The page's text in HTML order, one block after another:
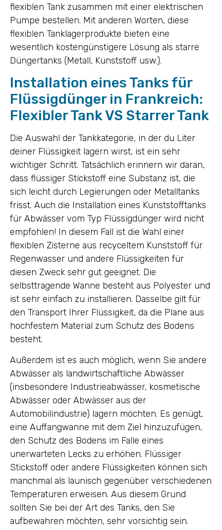
flexiblen Tank zusammen mit einer elektrischen
Pumpe bestellen. Mit anderen Worten, diese
flexiblen Tanklagerprodukte bieten eine
wesentlich kostengünstigere Lösung als starre
Düngertanks (Metall, Kunststoff usw.).
Installation eines Tanks für
Flüssigdünger in Frankreich:
Flexibler Tank VS Starrer Tank
Die Auswahl der Tankkategorie, in der du Liter
deiner Flüssigkeit lagern wirst, ist ein sehr
wichtiger Schritt. Tatsächlich erinnern wir daran,
dass flüssiger Stickstoff eine Substanz ist, die
sich leicht durch Legierungen oder Metalltanks
frisst. Auch die Installation eines Kunststofftanks
für Abwässer vom Typ Flüssigdünger wird nicht
empfohlen! In diesem Fall ist die Wahl einer
flexiblen Zisterne aus recyceltem Kunststoff für
Regenwasser und andere Flüssigkeiten für
diesen Zweck sehr gut geeignet. Die
selbsttragende Wanne besteht aus Polyester und
ist sehr einfach zu installieren. Dasselbe gilt für
den Transport Ihrer Flüssigkeit, da die Plane aus
hochfestem Material zum Schutz des Bodens
besteht.
Außerdem ist es auch möglich, wenn Sie andere
Abwässer als landwirtschaftliche Abwässer
(insbesondere Industrieabwässer, kosmetische
Abwässer oder Abwässer aus der
Automobilindustrie) lagern möchten. Es genügt,
eine Auffangwanne mit dem Ziel hinzuzufügen,
den Schutz des Bodens im Falle eines
unerwarteten Lecks zu erhöhen. Flüssiger
Stickstoff oder andere Flüssigkeiten können sich
manchmal als launisch gegenüber verschiedenen
Temperaturen erweisen. Aus diesem Grund
sollten Sie bei der Art des Tanks, den Sie
aufbewahren möchten, sehr vorsichtig sein.